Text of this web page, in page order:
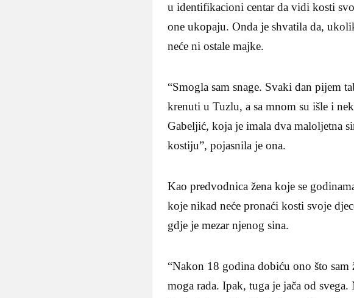
u identifikacioni centar da vidi kosti
one ukopaju. Onda je shvatila da,
neće ni ostale majke.
“Smogla sam snage. Svaki dan pijem
krenuti u Tuzlu, a sa mnom su išle i
Gabeljić, koja je imala dva maloljetna
kostiju”, pojasnila je ona.
Kao predvodnica žena koje se
koje nikad neće pronaći kosti svoje
gdje je mezar njenog sina.
“Nakon 18 godina dobiću ono što sam
moga rada. Ipak, tuga je jača od